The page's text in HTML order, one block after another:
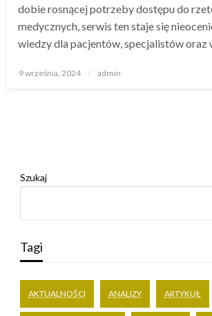
dobie rosnącej potrzeby dostępu do
medycznych, serwis ten staje się
wiedzy dla pacjentów, specjalistów
Opublikowane
9 września, 2024 admin
Szukaj
Tagi
AKTUALNOŚCI ANALIZY ARTYKUŁ